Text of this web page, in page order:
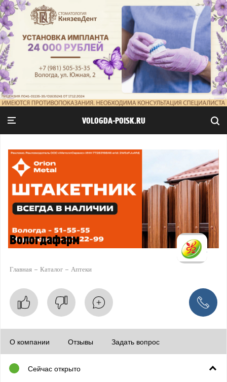
VOLOGDA-POISK.RU
Вологдафарм
Главная Каталог Аптеки
О компании Отзывы Задать вопрос
Сейчас открыто